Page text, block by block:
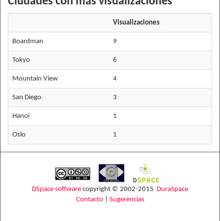
Visualizaciones
Boardman 9
Tokyo 6
Mountain View 4
San Diego 3
Hanoi 1
Oslo 1
DSpace software copyright © 2002-2015 DuraSpace
Contacto| Sugerencias